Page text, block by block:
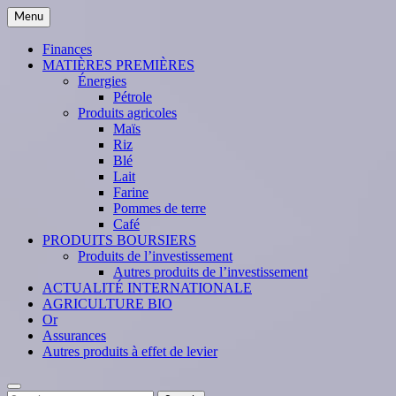
Skip
to
content
Menu
Finances
MATIÈRES PREMIÈRES
Énergies
Pétrole
Produits agricoles
Maïs
Riz
Blé
Lait
Farine
Pommes de terre
Café
PRODUITS BOURSIERS
Produits de l’investissement
Autres produits de l’investissement
ACTUALITÉ INTERNATIONALE
AGRICULTURE BIO
Or
Assurances
Autres produits à effet de levier
Search